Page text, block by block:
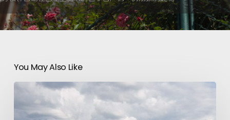
You May Also Like